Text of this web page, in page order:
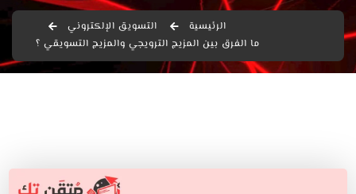
الرئيسية
التسويق الإلكتروني
ما الفرق بين المزيج الترويجي والمزيج التسويقي ؟